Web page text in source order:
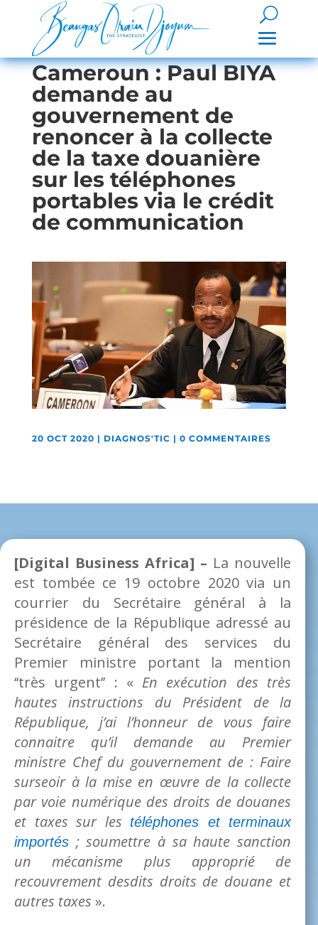
Cameroun : Paul BIYA
demande au
gouvernement de
renoncer à la collecte
de la taxe douanière
sur les téléphones
portables via le crédit
de communication
20 OCT 2020 | DIAGNOS'TIC | 0 COMMENTAIRES
[Digital Business Africa] – La nouvelle
est tombée ce 19 octobre 2020 via un
courrier du Secrétaire général à la
présidence de la République adressé au
Secrétaire général des services du
Premier ministre portant la mention
‘‘très urgent’’ : « En exécution des très
hautes instructions du Président de la
République, j’ai l’honneur de vous faire
connaitre qu’il demande au Premier
ministre Chef du gouvernement de : Faire
surseoir à la mise en œuvre de la collecte
par voie numérique des droits de douanes
et taxes sur les téléphones et terminaux
importés ; soumettre à sa haute sanction
un mécanisme plus approprié de
recouvrement desdits droits de douane et
autres taxes ».